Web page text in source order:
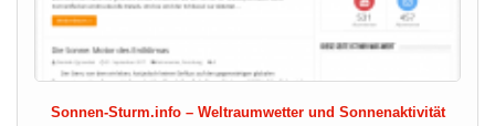
Sonnen-Sturm.info – Weltraumwetter und Sonnenaktivität